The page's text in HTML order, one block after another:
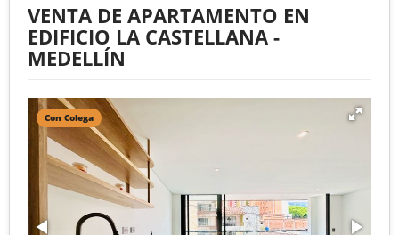
VENTA DE APARTAMENTO EN
EDIFICIO LA CASTELLANA -
MEDELLÍN
Con Colega